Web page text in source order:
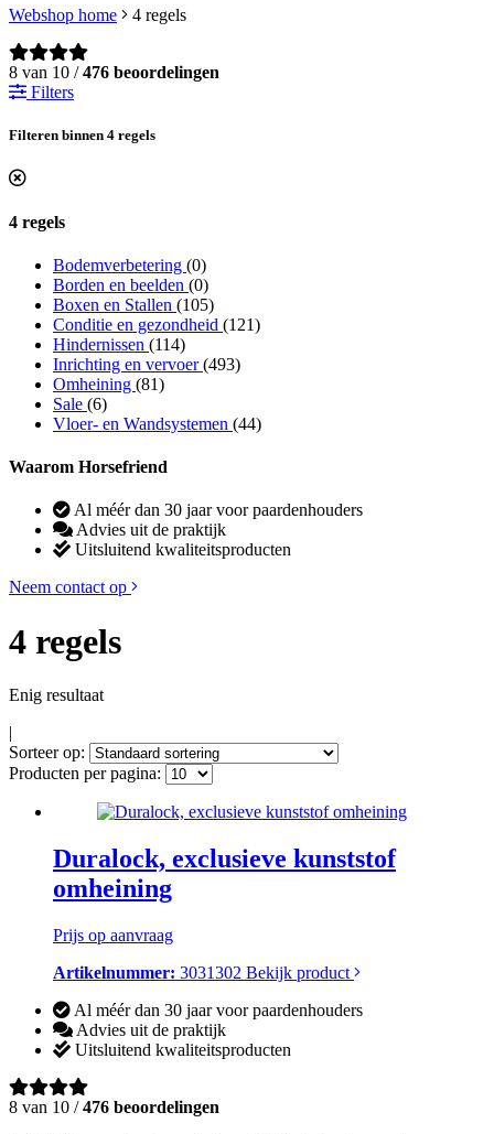
Webshop home
4 regels
8 van 10 /476 beoordelingen
Filters
Filteren binnen 4 regels
4 regels
Bodemverbetering (0)
Borden en beelden (0)
Boxen en Stallen (105)
Conditie en gezondheid (121)
Hindernissen (114)
Inrichting en vervoer(493)
Omheining (81)
Sale (6)
Vloer- en Wandsystemen (44)
Waarom Horsefriend
Al méér dan 30 jaar voor paardenhouders
Advies uit de praktijk
Uitsluitend kwaliteitsproducten
Neem contact op
4 regels
Enig resultaat
|
Sorteer op:
Producten per pagina:
Duralock, exclusieve kunststof
omheining
Prijs op aanvraag
Artikelnummer: 3031302 Bekijk product
Al méér dan 30 jaar voor paardenhouders
Advies uit de praktijk
Uitsluitend kwaliteitsproducten
8 van 10 /476 beoordelingen